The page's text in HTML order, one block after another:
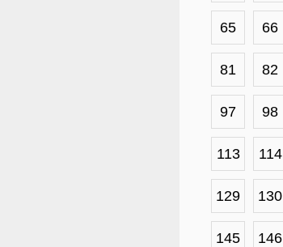
65 66
81 82
97 98
113 114
129 130
145 146